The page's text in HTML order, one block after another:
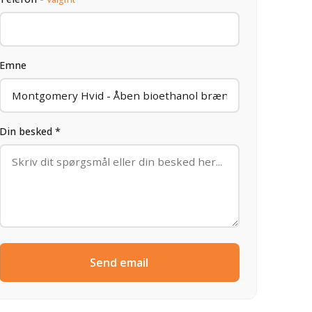
Emne
Din besked *
Send email